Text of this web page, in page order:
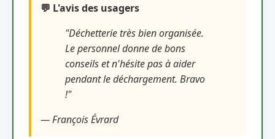
💬 L'avis des usagers
"Déchetterie très bien organisée.
Le personnel donne de bons
conseils et n'hésite pas à aider
pendant le déchargement. Bravo
!"
— François Évrard